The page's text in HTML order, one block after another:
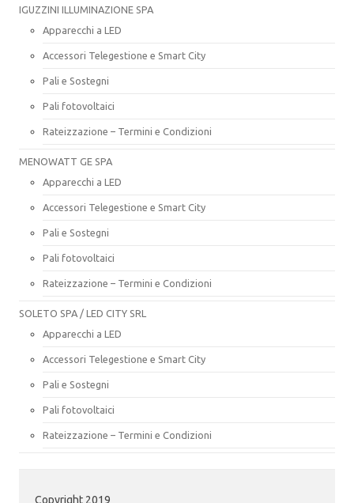
IGUZZINI ILLUMINAZIONE SPA
Apparecchi a LED
Accessori Telegestione e Smart City
Pali e Sostegni
Pali fotovoltaici
Rateizzazione – Termini e Condizioni
MENOWATT GE SPA
Apparecchi a LED
Accessori Telegestione e Smart City
Pali e Sostegni
Pali fotovoltaici
Rateizzazione – Termini e Condizioni
SOLETO SPA / LED CITY SRL
Apparecchi a LED
Accessori Telegestione e Smart City
Pali e Sostegni
Pali fotovoltaici
Rateizzazione – Termini e Condizioni
Copyright 2019